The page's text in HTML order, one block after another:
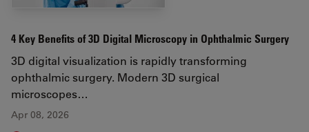
4 Key Benefits of 3D Digital Microscopy in Ophthalmic Surgery
3D digital visualization is rapidly transforming
ophthalmic surgery. Modern 3D surgical
microscopes…
Apr 08, 2026